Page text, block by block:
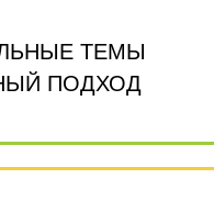
ТЕМЫ
ПОДХОД